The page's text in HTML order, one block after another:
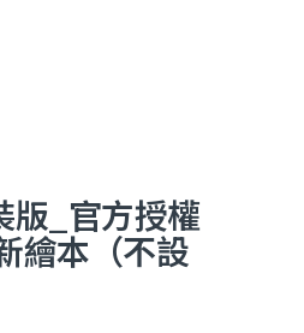
版_官方授權
繪本（不設